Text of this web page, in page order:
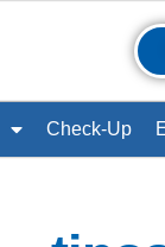
Check-Up